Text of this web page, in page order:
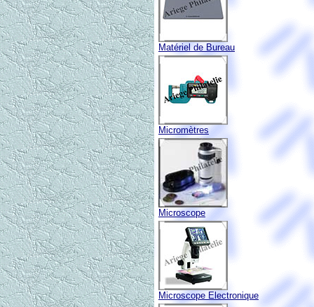
Matériel de Bureau
Micromètres
Microscope
Microscope Electronique